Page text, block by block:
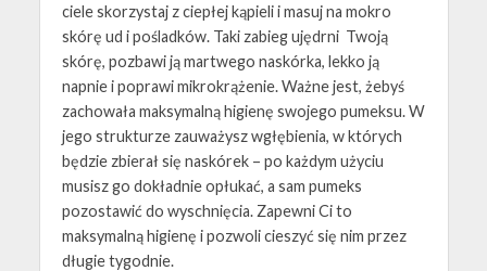
ciele skorzystaj z ciepłej kąpieli i masuj na mokro
skórę ud i pośladków. Taki zabieg ujędrni Twoją
skórę, pozbawi ją martwego naskórka, lekko ją
napnie i poprawi mikrokrążenie. Ważne jest, żebyś
zachowała maksymalną higienę swojego pumeksu. W
jego strukturze zauważysz wgłębienia, w których
będzie zbierał się naskórek – po każdym użyciu
musisz go dokładnie opłukać, a sam pumeks
pozostawić do wyschnięcia. Zapewni Ci to
maksymalną higienę i pozwoli cieszyć się nim przez
długie tygodnie.